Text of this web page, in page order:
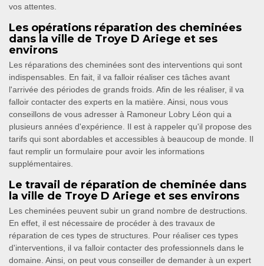
vos attentes.
Les opérations réparation des cheminées
dans la ville de Troye D Ariege et ses
environs
Les réparations des cheminées sont des interventions qui sont
indispensables. En fait, il va falloir réaliser ces tâches avant
l'arrivée des périodes de grands froids. Afin de les réaliser, il va
falloir contacter des experts en la matière. Ainsi, nous vous
conseillons de vous adresser à Ramoneur Lobry Léon qui a
plusieurs années d'expérience. Il est à rappeler qu'il propose des
tarifs qui sont abordables et accessibles à beaucoup de monde. Il
faut remplir un formulaire pour avoir les informations
supplémentaires.
Le travail de réparation de cheminée dans
la ville de Troye D Ariege et ses environs
Les cheminées peuvent subir un grand nombre de destructions.
En effet, il est nécessaire de procéder à des travaux de
réparation de ces types de structures. Pour réaliser ces types
d'interventions, il va falloir contacter des professionnels dans le
domaine. Ainsi, on peut vous conseiller de demander à un expert